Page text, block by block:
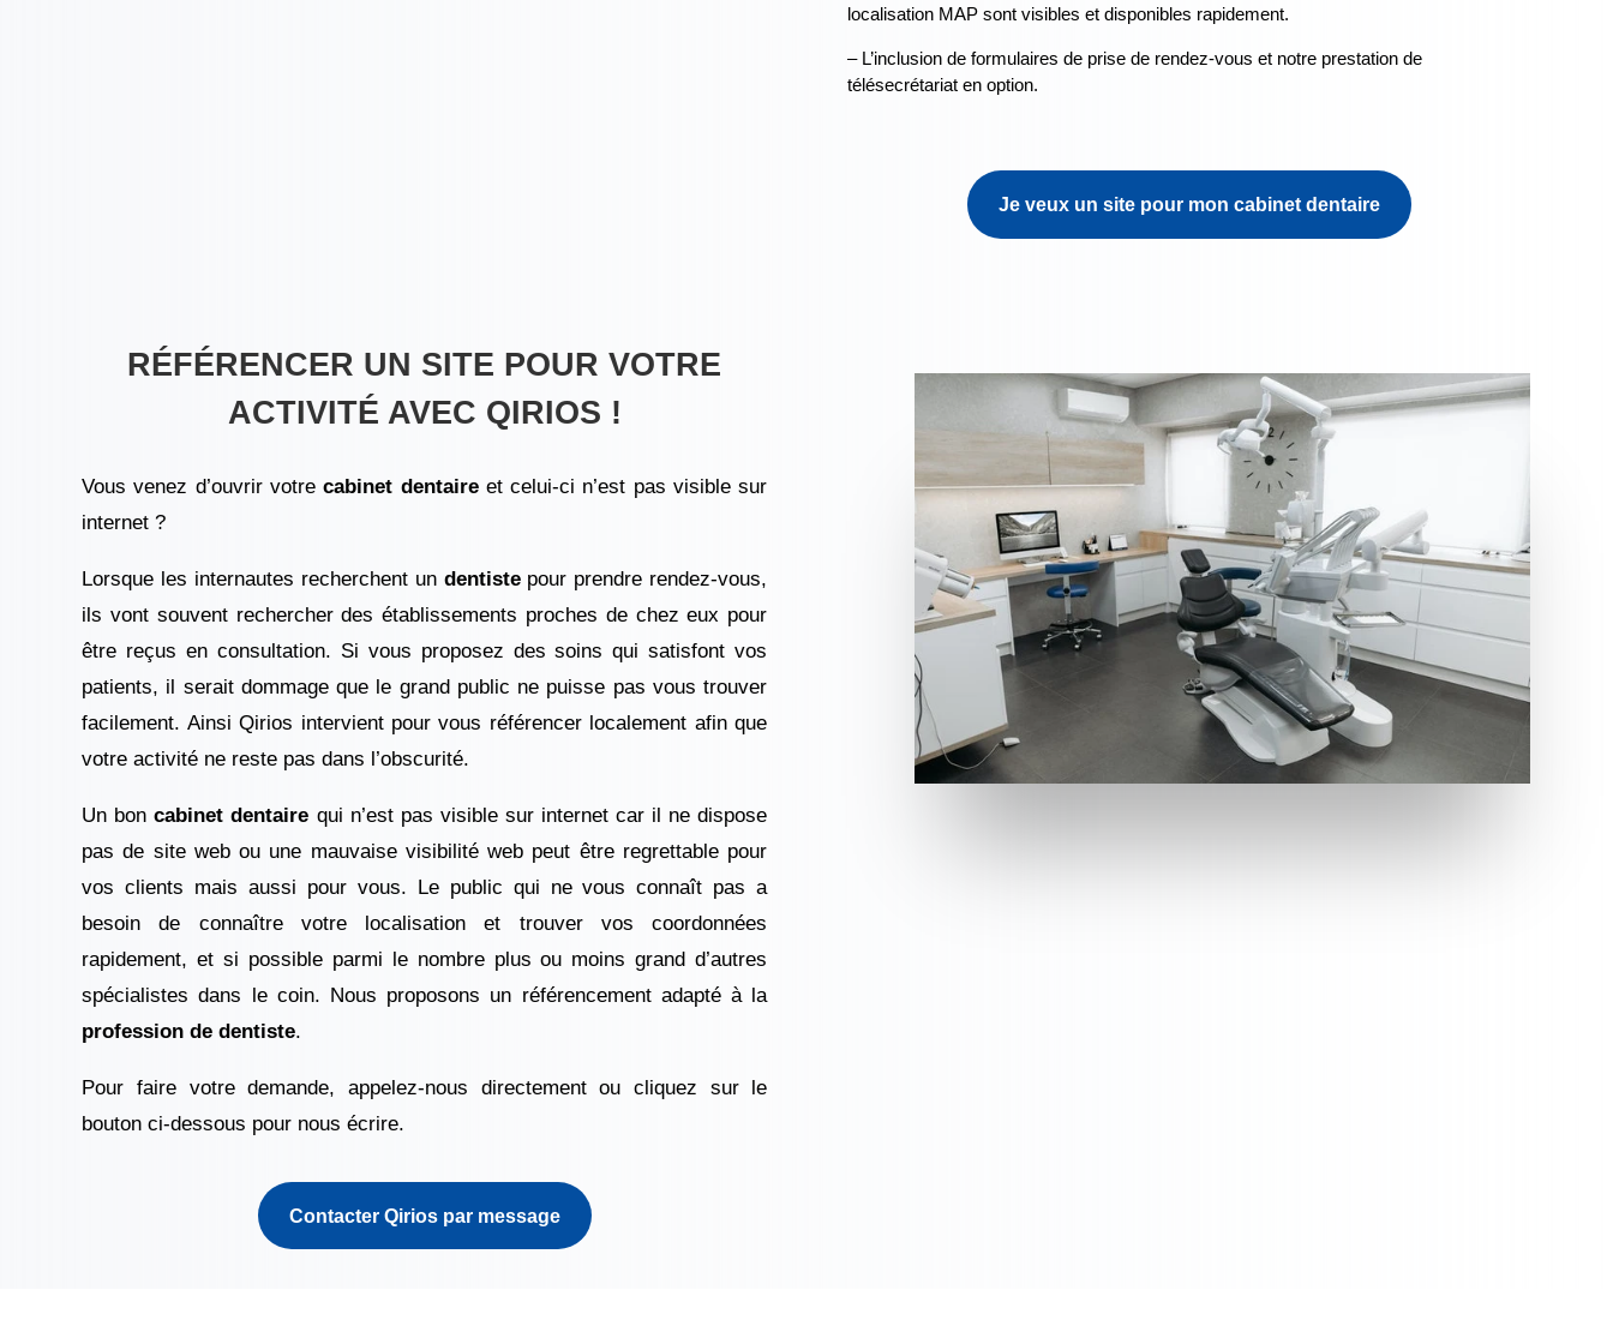
localisation MAP sont visibles et disponibles rapidement.
– L’inclusion de formulaires de prise de rendez-vous et notre prestation de
télésecrétariat en option.
Je veux un site pour mon cabinet dentaire
RÉFÉRENCER UN SITE POUR VOTRE
ACTIVITÉ AVEC QIRIOS !
Vous venez d’ouvrir votrecabinet dentaireet celui-ci n’est pas visible sur
internet ?
Lorsque les internautes recherchent un dentistepour prendre rendez-vous,
ils vont souvent rechercher des établissements proches de chez eux pour
être reçus en consultation. Si vous proposez des soins qui satisfont vos
patients, il serait dommage que le grand public ne puisse pas vous trouver
facilement. Ainsi Qirios intervient pour vous référencer localement afin que
votre activité ne reste pas dans l’obscurité.
Un boncabinet dentaire qui n’est pas visible sur internet car il ne dispose
pas de site web ou une mauvaise visibilité web peut être regrettable pour
vos clients mais aussi pour vous. Le public qui ne vous connaît pas a
besoin de connaître votre localisation et trouver vos coordonnées
rapidement, et si possible parmi le nombre plus ou moins grand d’autres
spécialistes dans le coin. Nous proposons un référencement adapté à la
profession de dentiste.
Pour faire votre demande, appelez-nous directement ou cliquez sur le
bouton ci-dessous pour nous écrire.
Contacter Qirios par message